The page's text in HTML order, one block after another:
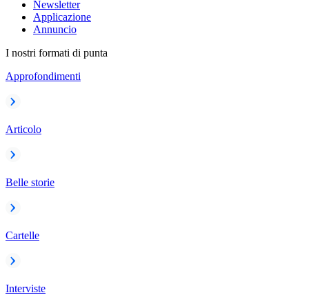
Newsletter
Applicazione
Annuncio
I nostri formati di punta
Approfondimenti
Articolo
Belle storie
Cartelle
Interviste